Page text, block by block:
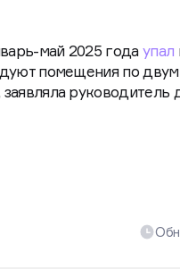
май 2025 годаупал
помещения по
руководитель